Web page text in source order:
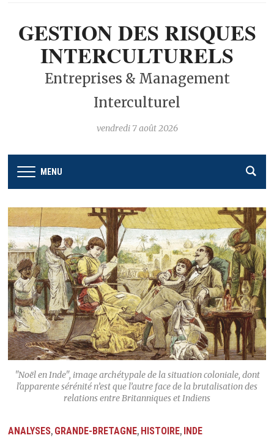
GESTION DES RISQUES
INTERCULTURELS
Entreprises & Management
Interculturel
vendredi 7 août 2026
MENU
"Noël en Inde", image archétypale de la situation coloniale, dont
l'apparente sérénité n’est que l’autre face de la brutalisation des
relations entre Britanniques et Indiens
ANALYSES, GRANDE-BRETAGNE, HISTOIRE, INDE